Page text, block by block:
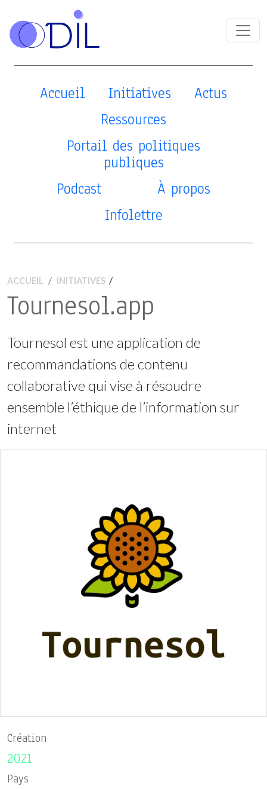
Accueil Initiatives
Actus
Ressources
Portail des politiques
publiques
Podcast
À propos
Infolettre
ACCUEIL INITIATIVES /
Tournesol.app
Tournesol est une application de
recommandations de contenu
collaborative qui vise à résoudre
ensemble l’éthique de l’information sur
internet
Création
2021
Pays